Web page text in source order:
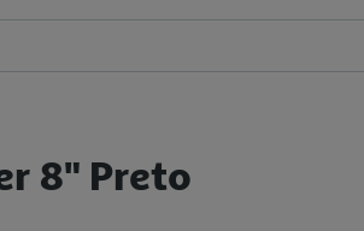
8" Preto